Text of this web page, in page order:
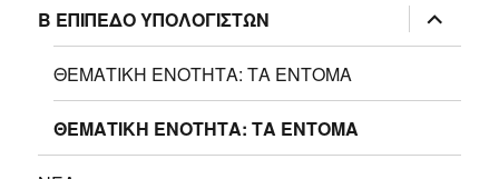
Β ΕΠΙΠΕΔΟ ΥΠΟΛΟΓΙΣΤΩΝ του
μενού
ΘΕΜΑΤΙΚΗ ΕΝΟΤΗΤΑ: ΤΑ ΕΝΤΟΜΑ
ΘΕΜΑΤΙΚΗ ΕΝΟΤΗΤΑ: ΤΑ ΕΝΤΟΜΑ